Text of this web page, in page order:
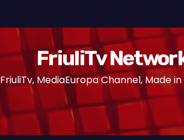
FriuliTv
FriuliTv, MediaEuropa Channel, Made